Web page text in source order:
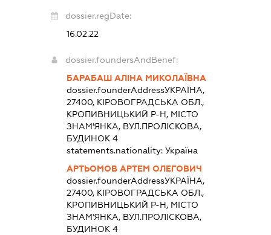
dossier.regDate:
16.02.22
dossier.foundersAndBenef:
БАРАБАШ АЛІНА МИКОЛАЇВНА
dossier.founderAddressУКРАЇНА,
27400, КІРОВОГРАДСЬКА ОБЛ.,
КРОПИВНИЦЬКИЙ Р-Н, МІСТО
ЗНАМ'ЯНКА, ВУЛ.ПРОЛІСКОВА,
БУДИНОК 4
statements.nationality: Україна
АРТЬОМОВ АРТЕМ ОЛЕГОВИЧ
dossier.founderAddressУКРАЇНА,
27400, КІРОВОГРАДСЬКА ОБЛ.,
КРОПИВНИЦЬКИЙ Р-Н, МІСТО
ЗНАМ'ЯНКА, ВУЛ.ПРОЛІСКОВА,
БУДИНОК 4